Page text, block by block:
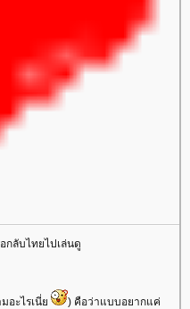
กลับไทยไปเล่นดู
มอะไรเนี่
) คือว่าแบบอยากแค่